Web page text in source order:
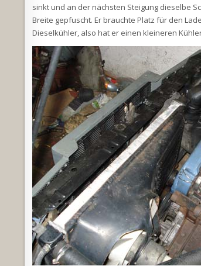
sinkt und an der nächsten Steigung dieselbe
Breite gepfuscht. Er brauchte Platz für den
Dieselkühler, also hat er einen kleineren